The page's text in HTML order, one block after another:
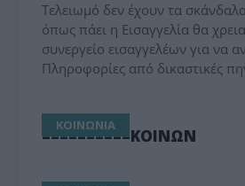
Τελειωμό δεν έχουν τα
όπως πάει η Εισαγγελία θα
συνεργείο εισαγγελέων για να
Πληροφορίες από δικαστικές
ΚΟΙΝΩΝΙΑ
==========ΚΟΙΝΩΝ